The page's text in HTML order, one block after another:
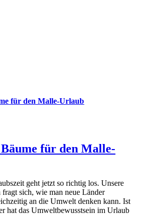
für den Malle-Urlaub
für den Malle-
geht jetzt so richtig los. Unsere
sich, wie man neue Länder
an die Umwelt denken kann. Ist
hat das Umweltbewusstsein im Urlaub